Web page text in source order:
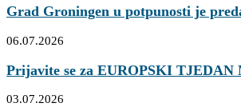
Grad Groningen u potpunosti je
06.07.2026
Prijavite se za EUROPSKI
03.07.2026